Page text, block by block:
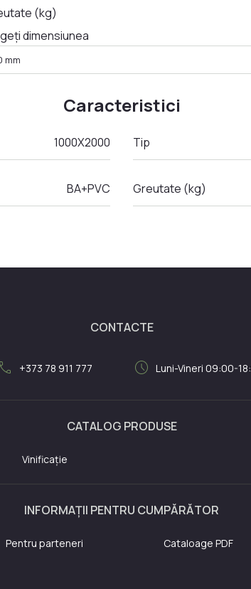
(kg)
dimensiunea
mm
Caracteristici
1000X2000 Tip
BA+PVC Greutate (kg)
CONTACTE
call +373 78 911 777 schedule Luni-Vineri 09:00-
CATALOG PRODUSE
Vinificație
INFORMAȚII PENTRU CUMPĂRĂTOR
Pentru parteneri Cataloage PDF